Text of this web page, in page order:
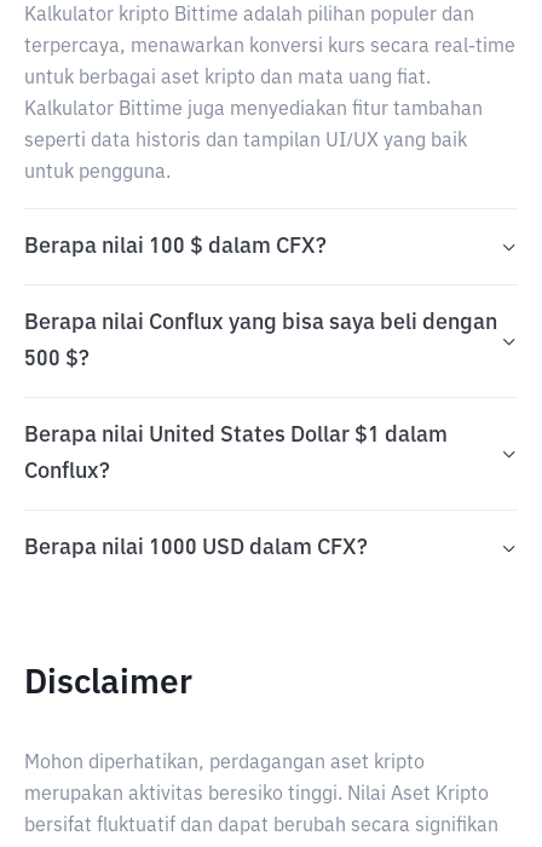
Kalkulator kripto Bittime adalah pilihan populer dan
terpercaya, menawarkan konversi kurs secara real-time
untuk berbagai aset kripto dan mata uang fiat.
Kalkulator Bittime juga menyediakan fitur tambahan
seperti data historis dan tampilan UI/UX yang baik
untuk pengguna.
Berapa nilai 100 $ dalam CFX?
Berapa nilai Conflux yang bisa saya beli dengan
500 $?
Berapa nilai United States Dollar $1 dalam
Conflux?
Berapa nilai 1000 USD dalam CFX?
Disclaimer
Mohon diperhatikan, perdagangan aset kripto
merupakan aktivitas beresiko tinggi. Nilai Aset Kripto
bersifat fluktuatif dan dapat berubah secara signifikan